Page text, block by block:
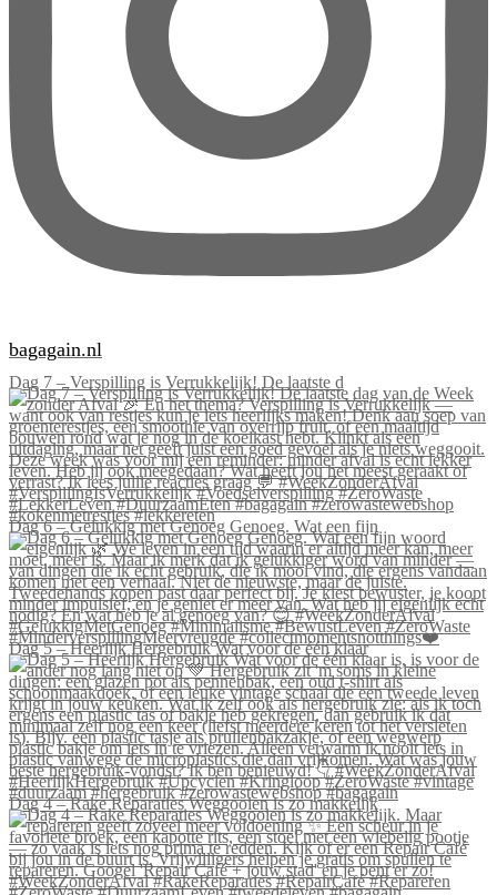
bagagain.nl
Dag 7 – Verspilling is Verrukkelijk! De laatste d
Dag 6 – Gelukkig met Genoeg Genoeg. Wat een fijn
Dag 5 – Heerlijk Hergebruik Wat voor de één klaar
Dag 4 – Rake Reparaties Weggooien is zo makkelijk